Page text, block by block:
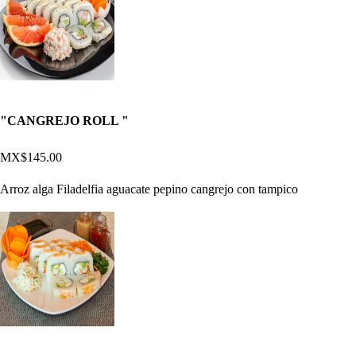
"CANGREJO ROLL "
MX$145.00
Arroz alga Filadelfia aguacate pepino cangrejo con tampico